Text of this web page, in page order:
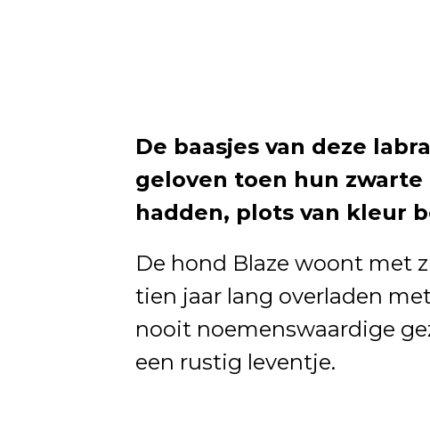
De baasjes van deze
geloven toen hun
hadden, plots van kleur
De hond Blaze woont met
tien jaar lang overladen
nooit noemenswaardige
een rustig leventje.